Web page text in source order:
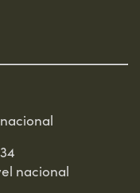
nacional